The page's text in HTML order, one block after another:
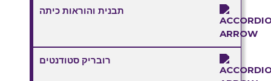
תבנית והוראות כיתה
רובריק סטודנטים